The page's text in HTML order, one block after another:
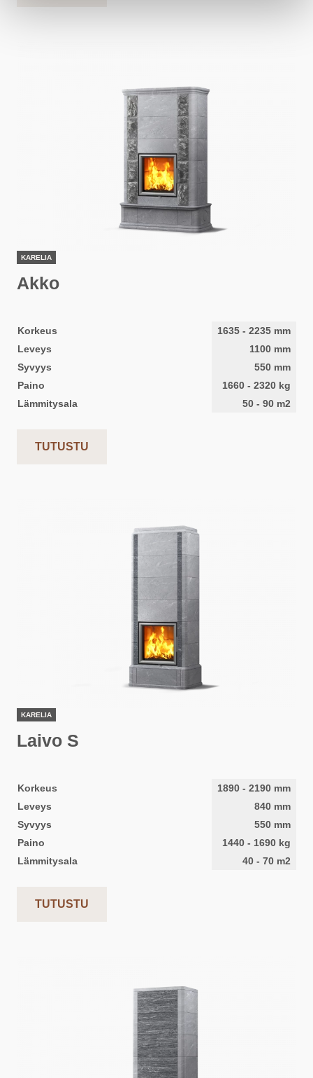
KARELIA
Akko
Korkeus 1635 - 2235 mm
Leveys
1100 mm
Syvyys
550 mm
Paino
1660 - 2320 kg
Lämmitysala
50 - 90 m2
TUTUSTU
KARELIA
Laivo S
Korkeus 1890 - 2190 mm
Leveys
840 mm
Syvyys
550 mm
Paino
1440 - 1690 kg
Lämmitysala
40 - 70 m2
TUTUSTU